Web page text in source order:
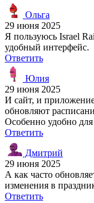
Ольга
29 июня 2025
Я пользуюсь Israel
удобный интерфейс.
Ответить
Юлия
29 июня 2025
И сайт, и
обновляют
Особенно удобно
Ответить
Дмитрий
29 июня 2025
А как часто
изменения в
Ответить